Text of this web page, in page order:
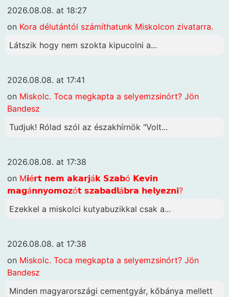
2026.08.08. at 18:27
on Kora délutántól számíthatunk Miskolcon zivatarra.
Látszik hogy nem szokta kipucolni a...
2026.08.08. at 17:41
on Miskolc. Toca megkapta a selyemzsinórt? Jön
Bandesz
Tudjuk! Rólad szól az északhírnök "Volt...
2026.08.08. at 17:38
on M𝗶é𝗿𝘁 𝗻𝗲𝗺 𝗮𝗸𝗮𝗿𝗷á𝗸 𝗦𝘇𝗮𝗯ó 𝗞𝗲𝘃𝗶𝗻
𝗺𝗮𝗴á𝗻𝗻𝘆𝗼𝗺𝗼𝘇ó𝘁 𝘀𝘇𝗮𝗯𝗮𝗱𝗹á𝗯𝗿𝗮 𝗵𝗲𝗹𝘆𝗲𝘇𝗻𝗶?
Ezekkel a miskolci kutyabuzikkal csak a...
2026.08.08. at 17:38
on Miskolc. Toca megkapta a selyemzsinórt? Jön
Bandesz
Minden magyarországi cementgyár, kőbánya mellett